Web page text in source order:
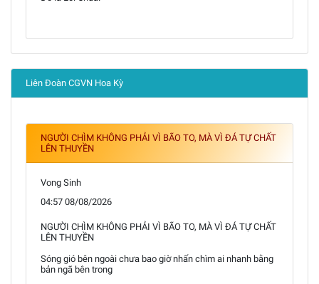
Liên Đoàn CGVN Hoa Kỳ
NGƯỜI CHÌM KHÔNG PHẢI VÌ BÃO TO, MÀ VÌ ĐÁ TỰ CHẤT
LÊN THUYỀN
Vong Sinh
04:57 08/08/2026
NGƯỜI CHÌM KHÔNG PHẢI VÌ BÃO TO, MÀ VÌ ĐÁ TỰ CHẤT
LÊN THUYỀN
Sóng gió bên ngoài chưa bao giờ nhấn chìm ai nhanh bằng
bản ngã bên trong